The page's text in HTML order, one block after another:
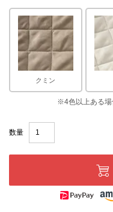
クミン